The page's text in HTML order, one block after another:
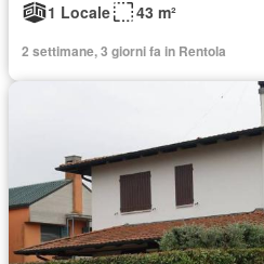
1 Locale
43 m²
2 settimane, 3 giorni fa in Rentola